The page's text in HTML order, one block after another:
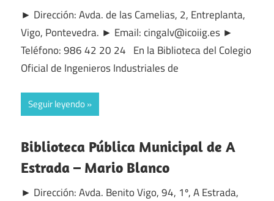
► Dirección: Avda. de las Camelias, 2, Entreplanta,
Vigo, Pontevedra. ► Email: cingalv@icoiig.es ►
Teléfono: 986 42 20 24 En la Biblioteca del Colegio
Oficial de Ingenieros Industriales de
Seguir leyendo
Biblioteca Pública Municipal de A
Estrada – Mario Blanco
► Dirección: Avda. Benito Vigo, 94, 1º, A Estrada,